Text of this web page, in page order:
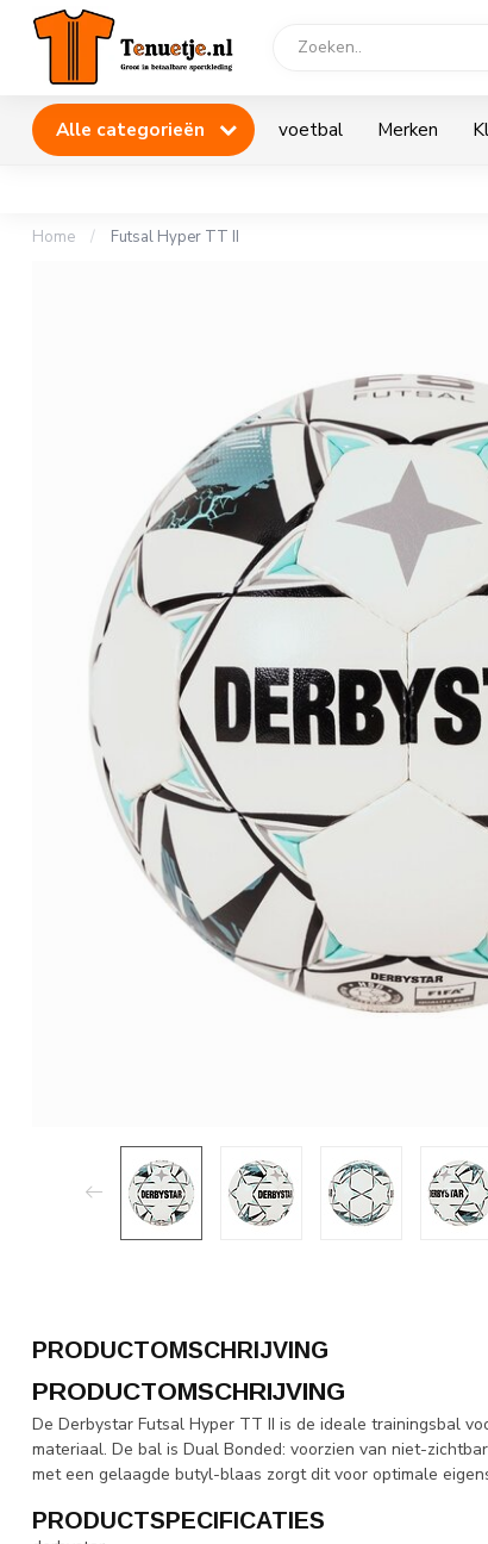
Alle categorieën voetbal Merken
Home / Futsal Hyper TT II
PRODUCTOMSCHRIJVING
PRODUCTOMSCHRIJVING
De Derbystar Futsal Hyper TT II is de ideale trainingsbal
materiaal. De bal is Dual Bonded: voorzien van niet-
met een gelaagde butyl-blaas zorgt dit voor optimale
PRODUCTSPECIFICATIES